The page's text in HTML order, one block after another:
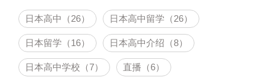
日本高中（26） 日本高中留学（26）
日本留学（16） 日本高中介绍（8）
日本高中学校（7） 直播（6）